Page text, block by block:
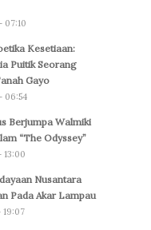
07:10
Kesetiaan:
Puitik Seorang
Gayo
06:54
Berjumpa Walmiki
“The Odyssey”
13:00
Nusantara
Pada Akar Lampau
19:07